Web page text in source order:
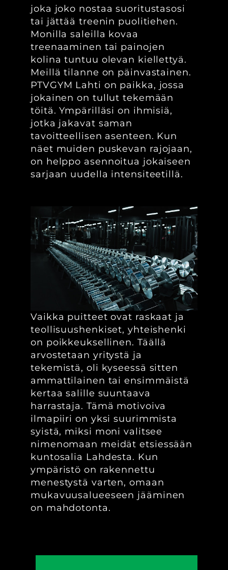
joka joko nostaa suoritustasosi
tai jättää treenin puolitiehen.
Monilla saleilla kovaa
treenaaminen tai painojen
kolina tuntuu olevan kiellettyä.
Meillä tilanne on päinvastainen.
PTVGYM Lahti on paikka, jossa
jokainen on tullut tekemään
töitä. Ympärilläsi on ihmisiä,
jotka jakavat saman
tavoitteellisen asenteen. Kun
näet muiden puskevan rajojaan,
on helppo asennoitua jokaiseen
sarjaan uudella intensiteetillä.
Vaikka puitteet ovat raskaat ja
teollisuushenkiset, yhteishenki
on poikkeuksellinen. Täällä
arvostetaan yritystä ja
tekemistä, oli kyseessä sitten
ammattilainen tai ensimmäistä
kertaa salille suuntaava
harrastaja. Tämä motivoiva
ilmapiiri on yksi suurimmista
syistä, miksi moni valitsee
nimenomaan meidät etsiessään
kuntosalia Lahdesta. Kun
ympäristö on rakennettu
menestystä varten, omaan
mukavuusalueeseen jääminen
on mahdotonta.